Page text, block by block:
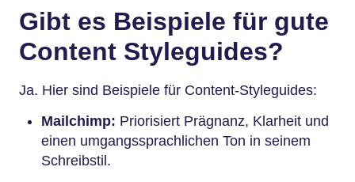
Gibt es Beispiele für gute
Content Styleguides?
Ja. Hier sind Beispiele für Content-Styleguides:
Mailchimp: Priorisiert Prägnanz, Klarheit und
einen umgangssprachlichen Ton in seinem
Schreibstil.